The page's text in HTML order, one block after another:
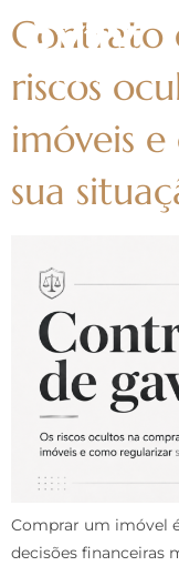
Contrato
riscos
imóveis
sua
Comprar um imóvel
decisões financeiras